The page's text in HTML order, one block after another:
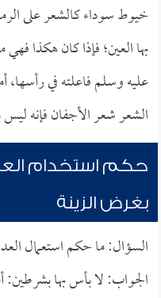
خيوط سوداء كالشعر على
بها العين؛ فإذا كان هكذا
عليه وسلم فاعلته في رأسها،
الشعر شعر الأجفان فإنه
حكم استخدام
بغرض الزينة
السؤال: ما حكم استعمال
الجواب: لا بأس بها بشرطين: